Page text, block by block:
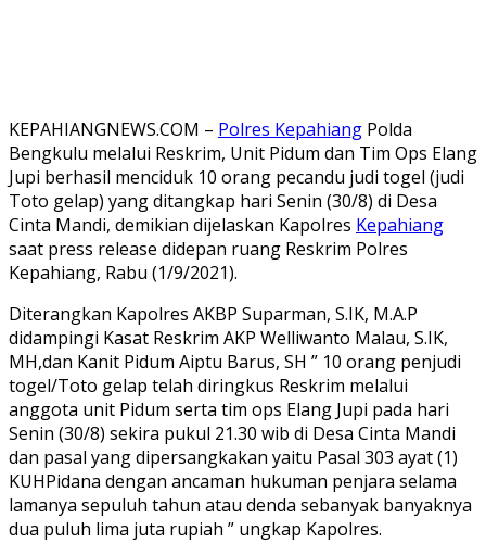
KEPAHIANGNEWS.COM – Polres Kepahiang Polda
Bengkulu melalui Reskrim, Unit Pidum dan Tim Ops Elang
Jupi berhasil menciduk 10 orang pecandu judi togel (judi
Toto gelap) yang ditangkap hari Senin (30/8) di Desa
Cinta Mandi, demikian dijelaskan Kapolres Kepahiang
saat press release didepan ruang Reskrim Polres
Kepahiang, Rabu (1/9/2021).
Diterangkan Kapolres AKBP Suparman, S.IK, M.A.P
didampingi Kasat Reskrim AKP Welliwanto Malau, S.IK,
MH,dan Kanit Pidum Aiptu Barus, SH ” 10 orang penjudi
togel/Toto gelap telah diringkus Reskrim melalui
anggota unit Pidum serta tim ops Elang Jupi pada hari
Senin (30/8) sekira pukul 21.30 wib di Desa Cinta Mandi
dan pasal yang dipersangkakan yaitu Pasal 303 ayat (1)
KUHPidana dengan ancaman hukuman penjara selama
lamanya sepuluh tahun atau denda sebanyak banyaknya
dua puluh lima juta rupiah ” ungkap Kapolres.